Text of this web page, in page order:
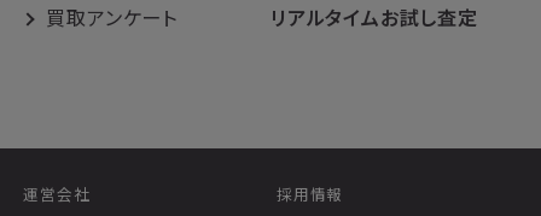
買取アンケート
リアルタイムお試し査定
運営会社
採用情報